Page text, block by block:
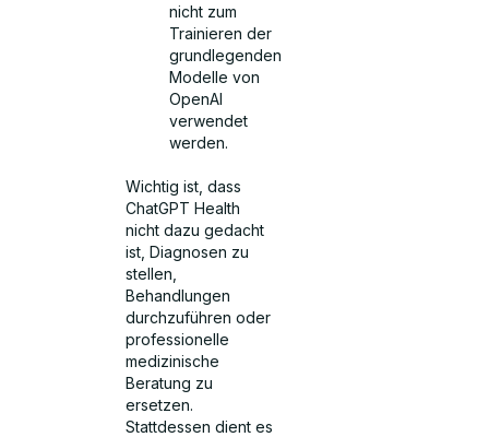
nicht zum
Trainieren der
grundlegenden
Modelle von
OpenAI
verwendet
werden.
Wichtig ist, dass
ChatGPT Health
nicht dazu gedacht
ist, Diagnosen zu
stellen,
Behandlungen
durchzuführen oder
professionelle
medizinische
Beratung zu
ersetzen.
Stattdessen dient es